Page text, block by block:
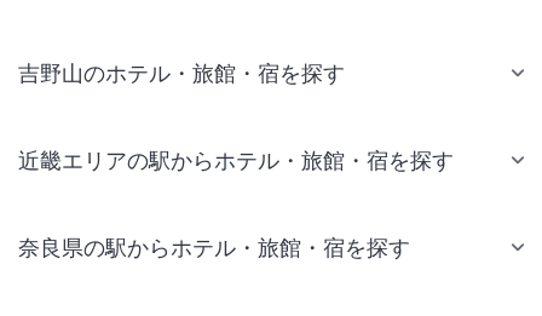
吉野山のホテル・旅館・宿を探す
近畿エリアの駅からホテル・旅館・宿を探す
奈良県の駅からホテル・旅館・宿を探す